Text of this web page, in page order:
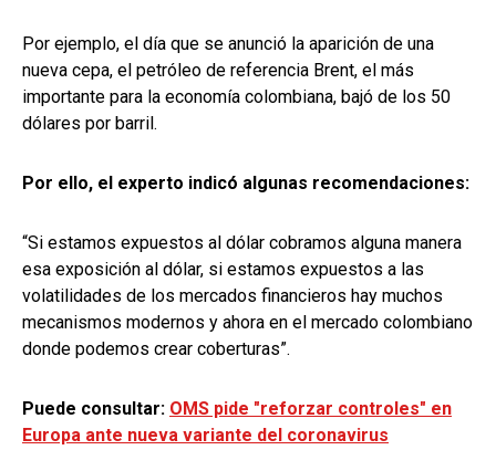
Por ejemplo, el día que se anunció la aparición de una
nueva cepa, el petróleo de referencia Brent, el más
importante para la economía colombiana, bajó de los 50
dólares por barril.
Por ello, el experto indicó algunas recomendaciones:
“Si estamos expuestos al dólar cobramos alguna manera
esa exposición al dólar, si estamos expuestos a las
volatilidades de los mercados financieros hay muchos
mecanismos modernos y ahora en el mercado colombiano
donde podemos crear coberturas”.
Puede consultar: OMS pide "reforzar controles" en
Europa ante nueva variante del coronavirus